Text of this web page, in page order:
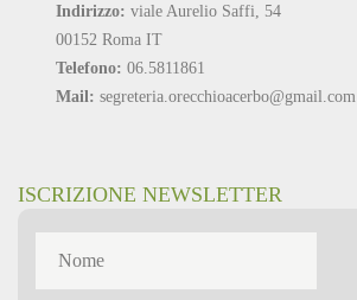
Indirizzo: viale Aurelio Saffi, 54
00152 Roma IT
Telefono: 06.5811861
Mail: segreteria.orecchioacerbo@gmail.com
ISCRIZIONE NEWSLETTER